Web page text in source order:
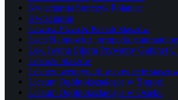
Kwiaciarnia Storczyk Połaniec
Kwiaciarnie
Lawasz Pizza & Kebab Staszów
Lech Najmowicz, ortopeda,
Lek. Iwona Sikora Prywatny Gabinet
Lekarze Staszów
Lekarze weterynarii w powiecie
Liceum Ogólnokształcące w Bogorii
Liceum Ogólnokształcące w Osieku